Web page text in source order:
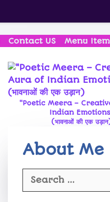
Contact US Menu Item
"Poetic Meera –
Indian
(भावनाओं की एक
About Me